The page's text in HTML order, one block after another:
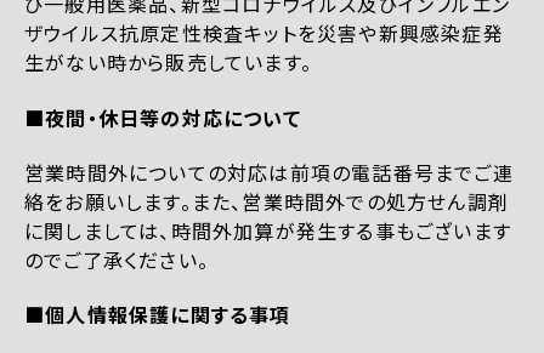
ザウイルス抗原定性検査キットを災害や新興感染症発
生がない時から販売しています。
■夜間・休日等の対応について
営業時間外についての対応は前項の電話番号までご連
絡をお願いします。また、営業時間外での処方せん調剤
に関しましては、時間外加算が発生する事もございます
のでご了承ください。
■個人情報保護に関する事項